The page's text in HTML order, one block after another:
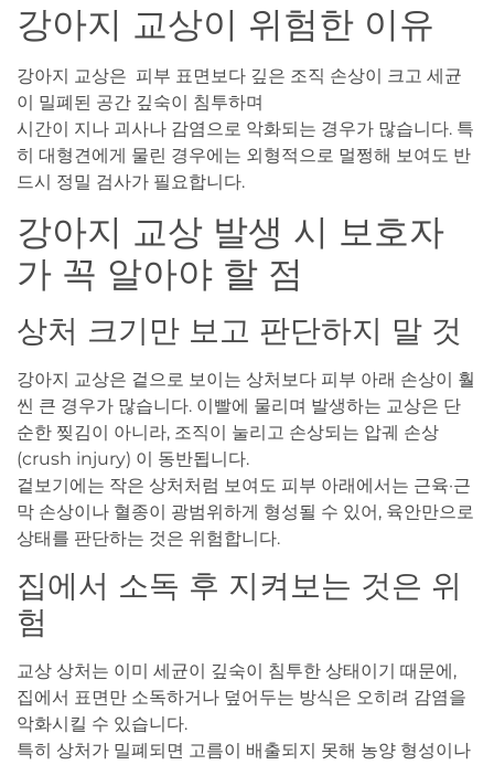
강아지 교상이 위험한 이유
강아지 교상은 피부 표면보다 깊은 조직 손상이 크고 세균
이 밀폐된 공간 깊숙이 침투하며
시간이 지나 괴사나 감염으로 악화되는 경우가 많습니다. 특
히 대형견에게 물린 경우에는 외형적으로 멀쩡해 보여도 반
드시 정밀 검사가 필요합니다.
강아지 교상 발생 시 보호자
가 꼭 알아야 할 점
상처 크기만 보고 판단하지 말 것
강아지 교상은 겉으로 보이는 상처보다 피부 아래 손상이 훨
씬 큰 경우가 많습니다. 이빨에 물리며 발생하는 교상은 단
순한 찢김이 아니라, 조직이 눌리고 손상되는 압궤 손상
(crush injury) 이 동반됩니다.
겉보기에는 작은 상처처럼 보여도 피부 아래에서는 근육·근
막 손상이나 혈종이 광범위하게 형성될 수 있어, 육안만으로
상태를 판단하는 것은 위험합니다.
집에서 소독 후 지켜보는 것은 위
험
교상 상처는 이미 세균이 깊숙이 침투한 상태이기 때문에,
집에서 표면만 소독하거나 덮어두는 방식은 오히려 감염을
악화시킬 수 있습니다.
특히 상처가 밀폐되면 고름이 배출되지 못해 농양 형성이나